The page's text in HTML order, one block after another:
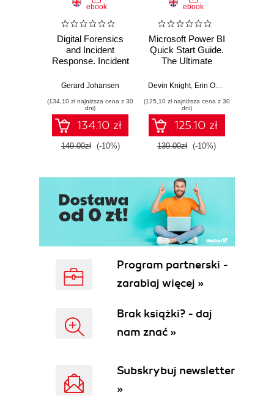
ebook
Digital Forensics
and Incident
Response. Incident
and techniques for
threat response -
Fourth Edition
Gerard Johansen
(134,10 zł najniższa cena z 30
dni)
134.10 zł
149.00zł (-10%)
ebook
Microsoft Power BI
Quick Start Guide.
The Ultimate
to Power BI, Data
Tools, and
Microsoft Fabric -
Fourth Edition
Devin Knight, Erin Ostrowsky
(125,10 zł najniższa cena z 30
dni)
125.10 zł
139.00zł (-10%)
Program partnerski -
zarabiaj więcej »
Brak książki? - daj
nam znać »
Subskrybuj newsletter
»